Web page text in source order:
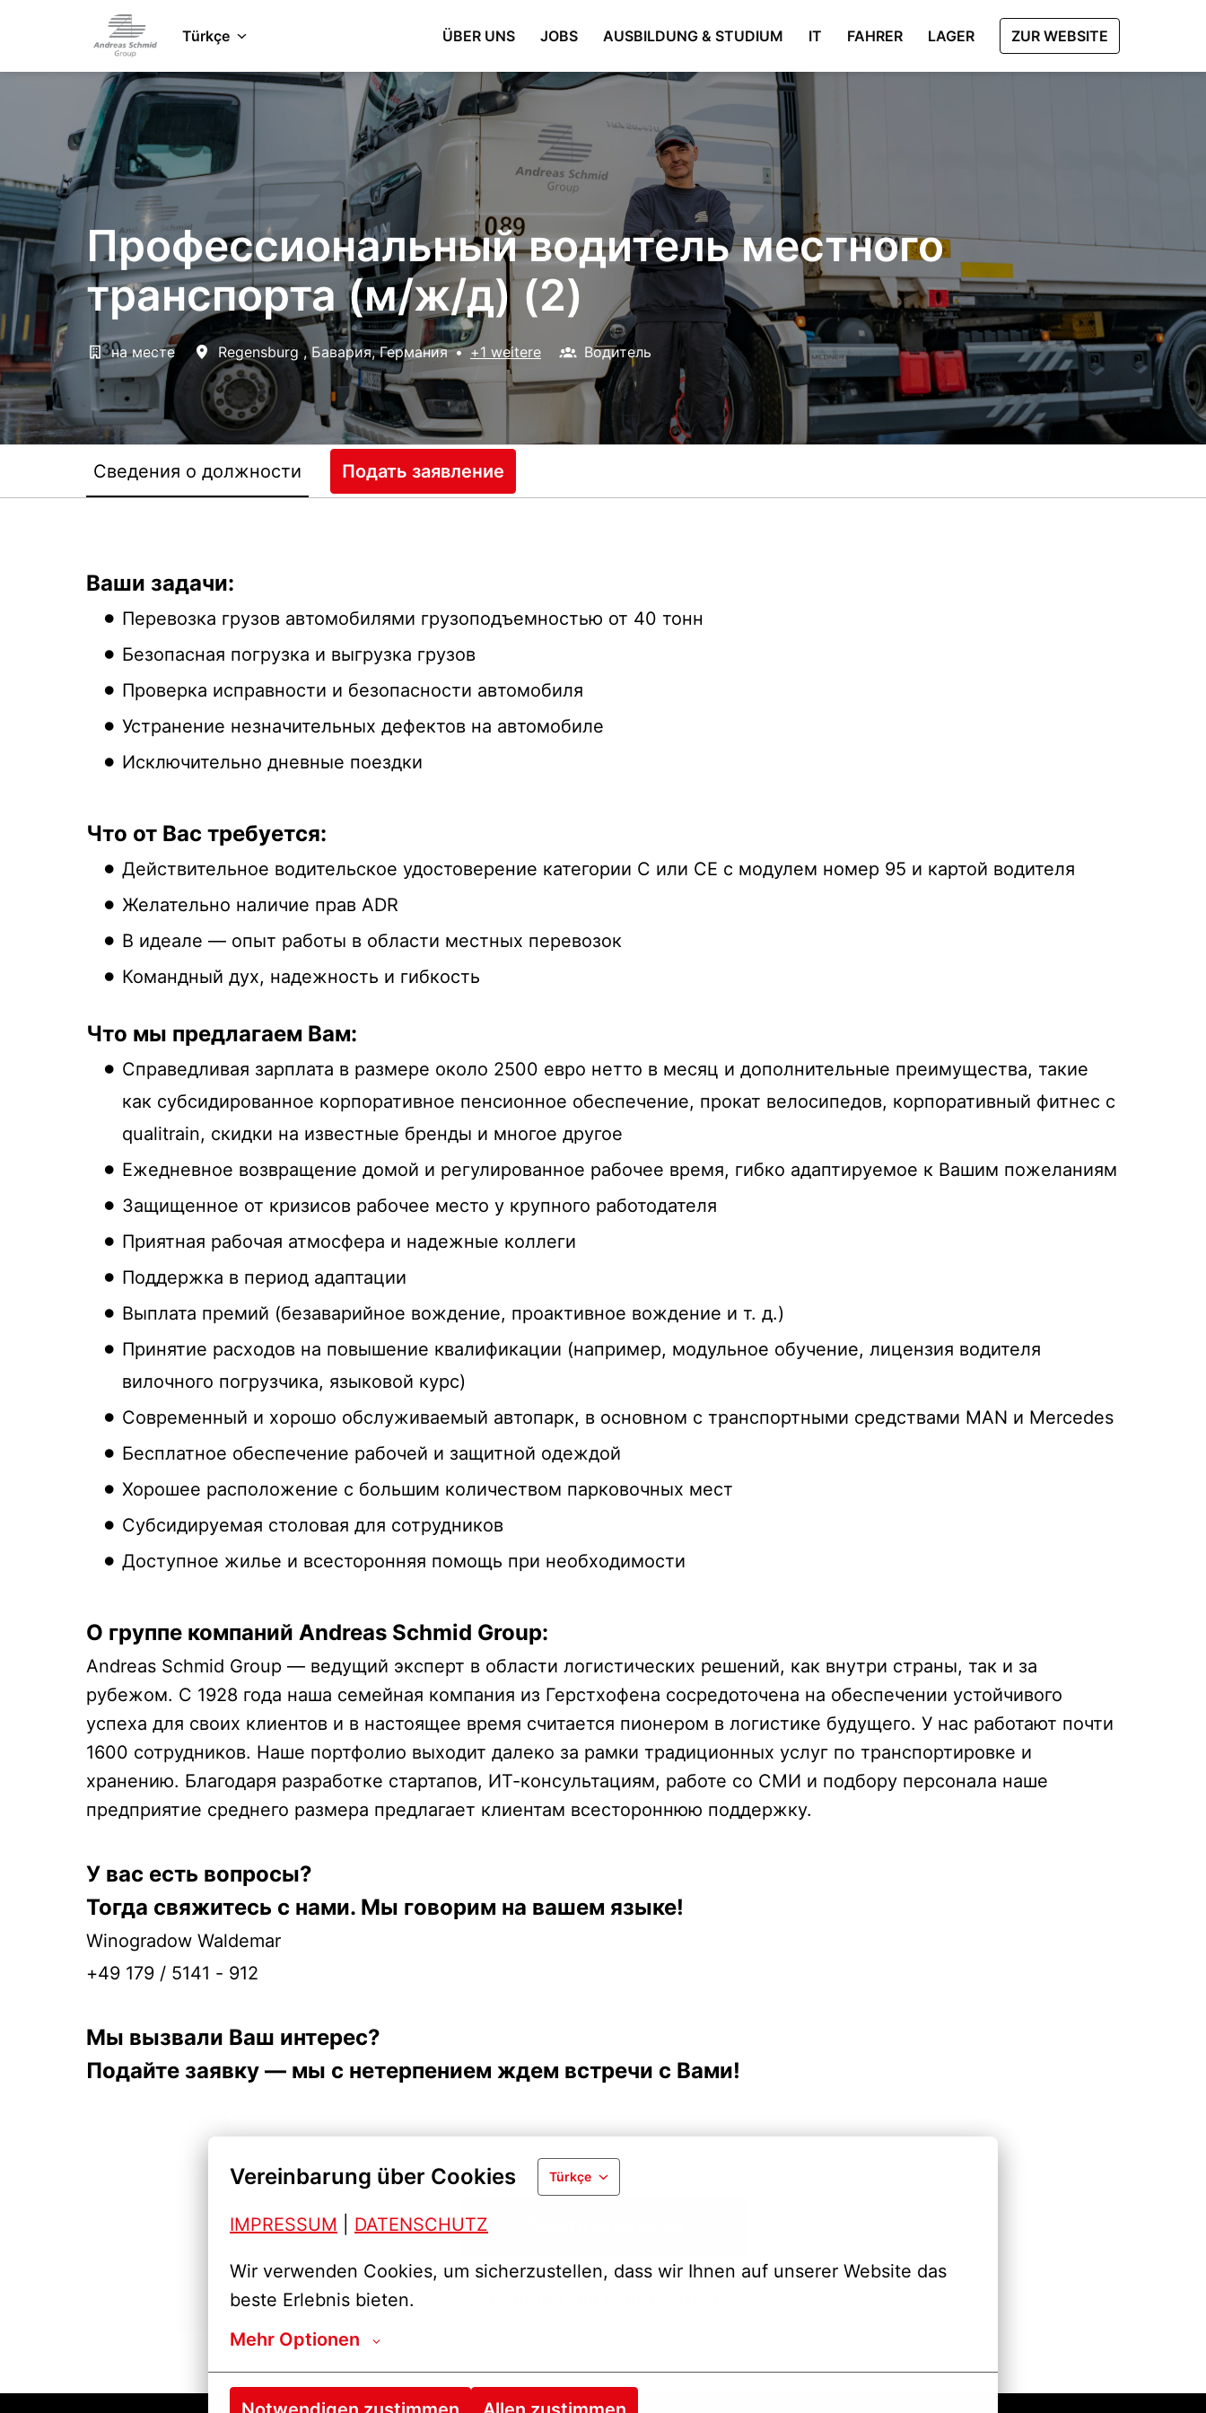
Vereinbarung über Cookies Türkçe
IMPRESSUM DATENSCHUTZ
Wir verwenden Cookies, um sicherzustellen, dass wir Ihnen auf unserer Website das
beste Erlebnis bieten.
Mehr Optionen
Startseite
Türkçe ÜBER UNS JOBS AUSBILDUNG & STUDIUM IT FAHRER LAGER ZUR WEBSITE
Профессиональный водитель местного
транспорта (м/ж/д) (2)
на месте Regensburg , Бавария, Германия • +1 weitere Водитель
Сведения о должности Подать заявление
Ваши задачи:
Перевозка грузов автомобилями грузоподъемностью от 40 тонн
Безопасная погрузка и выгрузка грузов
Проверка исправности и безопасности автомобиля
Устранение незначительных дефектов на автомобиле
Исключительно дневные поездки
Что от Вас требуется:
Действительное водительское удостоверение категории C или CE с модулем номер 95 и картой водителя
Желательно наличие прав ADR
В идеале — опыт работы в области местных перевозок
Командный дух, надежность и гибкость
Что мы предлагаем Вам:
Справедливая зарплата в размере около 2500 евро нетто в месяц и дополнительные преимущества, такие
как субсидированное корпоративное пенсионное обеспечение, прокат велосипедов, корпоративный фитнес с
qualitrain, скидки на известные бренды и многое другое
Ежедневное возвращение домой и регулированное рабочее время, гибко адаптируемое к Вашим пожеланиям
Защищенное от кризисов рабочее место у крупного работодателя
Приятная рабочая атмосфера и надежные коллеги
Поддержка в период адаптации
Выплата премий (безаварийное вождение, проактивное вождение и т. д.)
Принятие расходов на повышение квалификации (например, модульное обучение, лицензия водителя
вилочного погрузчика, языковой курс)
Современный и хорошо обслуживаемый автопарк, в основном с транспортными средствами MAN и Mercedes
Бесплатное обеспечение рабочей и защитной одеждой
Хорошее расположение с большим количеством парковочных мест
Субсидируемая столовая для сотрудников
Доступное жилье и всесторонняя помощь при необходимости
О группе компаний Andreas Schmid Group:
Andreas Schmid Group — ведущий эксперт в области логистических решений, как внутри страны, так и за
рубежом. С 1928 года наша семейная компания из Герстхофена сосредоточена на обеспечении устойчивого
успеха для своих клиентов и в настоящее время считается пионером в логистике будущего. У нас работают почти
1600 сотрудников. Наше портфолио выходит далеко за рамки традиционных услуг по транспортировке и
хранению. Благодаря разработке стартапов, ИТ-консультациям, работе со СМИ и подбору персонала наше
предприятие среднего размера предлагает клиентам всестороннюю поддержку.
У вас есть вопросы?
Тогда свяжитесь с нами. Мы говорим на вашем языке!
Winogradow Waldemar
+49 179 / 5141 - 912
Мы вызвали Ваш интерес?
Подайте заявку — мы с нетерпением ждем встречи с Вами!